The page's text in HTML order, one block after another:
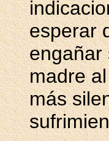
esperar
engañar
madre
más